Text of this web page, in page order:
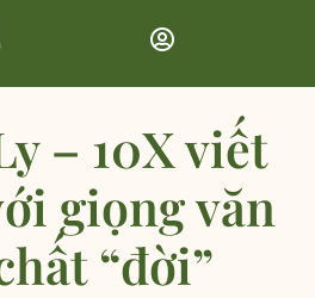
– 10X viết
giọng văn
“đời”